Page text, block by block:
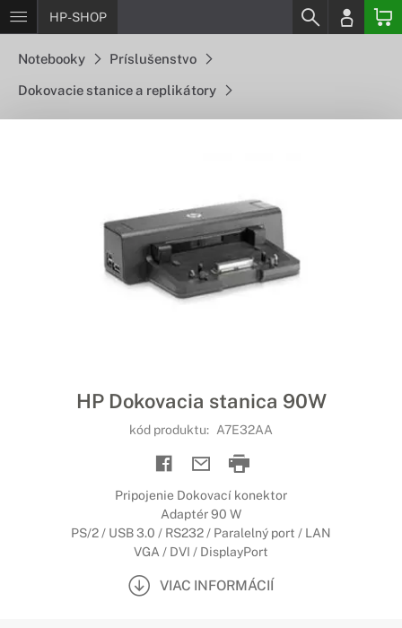
HP-SHOP
Notebooky Príslušenstvo
Dokovacie stanice a replikátory
HP Dokovacia stanica 90W
kód produktu: A7E32AA
Pripojenie Dokovací konektor
Adaptér 90 W
PS/2 / USB 3.0 / RS232 / Paralelný port / LAN
VGA / DVI / DisplayPort
VIAC INFORMÁCIÍ